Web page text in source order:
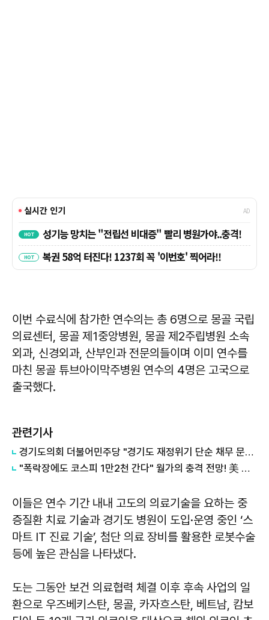
이번 수료식에 참가한 연수의는 총 6명으로 몽골 국립
의료센터, 몽골 제1중앙병원, 몽골 제2주립병원 소속
외과, 신경외과, 산부인과 전문의들이며 이미 연수를
마친 몽골 튜브아이막주병원 연수의 4명은 고국으로
출국했다.
관련기사
경기도의회 더불어민주당 "경기도 재정위기 단순 채무 문제 아냐"...세수체계 개편 논의
"폭락장에도 코스피 1만2천 간다" 월가의 충격 전망! 美 반도체 15% 관세 폭탄·7조 빚 경기도 세수 전쟁까지
이들은 연수 기간 내내 고도의 의료기술을 요하는 중
증질환 치료 기술과 경기도 병원이 도입·운영 중인 ‘스
마트 IT 진료 기술’, 첨단 의료 장비를 활용한 로봇수술
등에 높은 관심을 나타냈다.
도는 그동안 보건 의료협력 체결 이후 후속 사업의 일
환으로 우즈베키스탄, 몽골, 카자흐스탄, 베트남, 캄보